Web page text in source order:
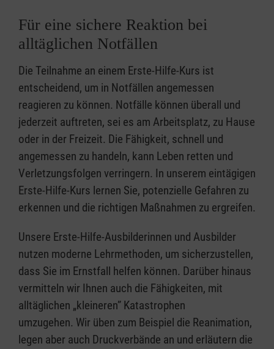
Für eine sichere Reaktion bei
alltäglichen Notfällen
Die Teilnahme an einem Erste-Hilfe-Kurs ist
entscheidend, um in Notfällen angemessen
reagieren zu können. Notfälle können überall und
jederzeit auftreten, sei es am Arbeitsplatz, zu Hause
oder in der Freizeit. Die Fähigkeit, schnell und
angemessen zu handeln, kann Leben retten und
Verletzungsfolgen verringern. In unserem eintägigen
Erste-Hilfe-Kurs lernen Sie, potenzielle Gefahren zu
erkennen und die richtigen Maßnahmen zu ergreifen.
Unsere Erste-Hilfe-Ausbilderinnen und Ausbilder
nutzen moderne Lehrmethoden, um sicherzustellen,
dass Sie im Ernstfall helfen können. Darüber hinaus
vermitteln wir Ihnen auch die Fähigkeiten, mit
alltäglichen „kleineren” Katastrophen
umzugehen. Wir üben zum Beispiel die Reanimation,
legen aber auch Druckverbände an und erläutern die